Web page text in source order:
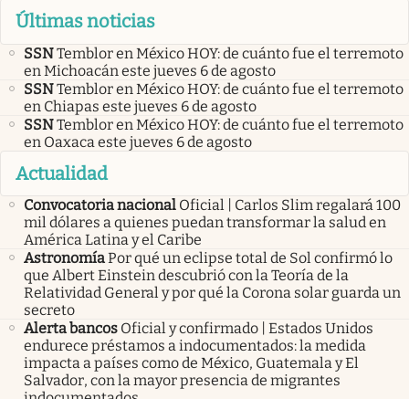
Últimas noticias
SSNTemblor en México HOY: de cuánto fue el terremoto
en Michoacán este jueves 6 de agosto
SSNTemblor en México HOY: de cuánto fue el terremoto
en Chiapas este jueves 6 de agosto
SSNTemblor en México HOY: de cuánto fue el terremoto
en Oaxaca este jueves 6 de agosto
Actualidad
Convocatoria nacional Oficial | Carlos Slim regalará 100
mil dólares a quienes puedan transformar la salud en
América Latina y el Caribe
AstronomíaPor qué un eclipse total de Sol confirmó lo
que Albert Einstein descubrió con la Teoría de la
Relatividad General y por qué la Corona solar guarda un
secreto
Alerta bancos Oficial y confirmado | Estados Unidos
endurece préstamos a indocumentados: la medida
impacta a países como de México, Guatemala y El
Salvador, con la mayor presencia de migrantes